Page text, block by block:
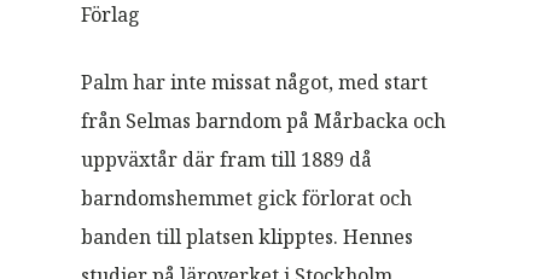
Förlag
Palm har inte missat något, med start
från Selmas barndom på Mårbacka och
uppväxtår där fram till 1889 då
barndomshemmet gick förlorat och
banden till platsen klipptes. Hennes